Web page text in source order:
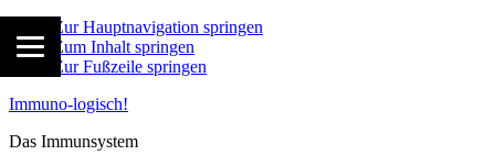
Zur Hauptnavigation springen
Zum Inhalt springen
Zur Fußzeile springen
Immuno-logisch!
Das Immunsystem